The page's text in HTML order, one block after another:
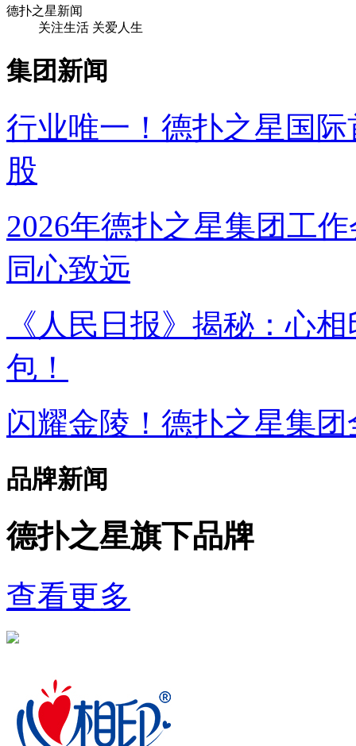
德扑之星新闻
关注生活 关爱人生
集团新闻
行业唯一！德扑之星国
股
2026年德扑之星集团工作
同心致远
《人民日报》揭秘：
包！
闪耀金陵！德扑之星
品牌新闻
德扑之星旗下品牌
查看更多